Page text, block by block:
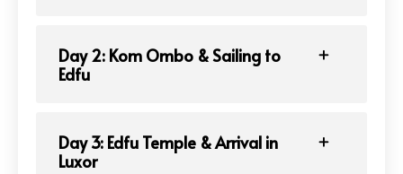
Day 2: Kom Ombo & Sailing to
Edfu
Day 3: Edfu Temple & Arrival in
Luxor